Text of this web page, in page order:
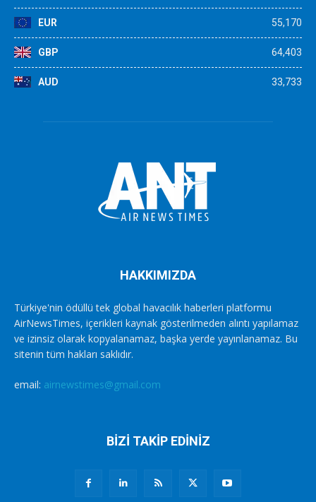
EUR 55,170
GBP 64,403
AUD 33,733
HAKKIMIZDA
Türkiye'nin ödüllü tek global havacılık haberleri platformu
AirNewsTimes, içerikleri kaynak gösterilmeden alıntı yapılamaz
ve izinsiz olarak kopyalanamaz, başka yerde yayınlanamaz. Bu
sitenin tüm hakları saklıdır.
email: airnewstimes@gmail.com
BİZİ TAKİP EDİNİZ